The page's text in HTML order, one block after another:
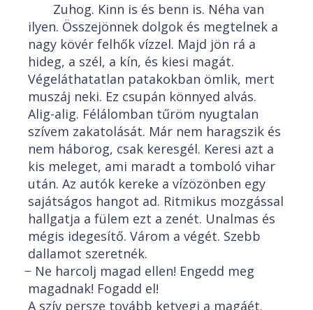
Zuhog. Kinn is és benn is. Néha van
ilyen. Összejönnek dolgok és megtelnek a
nagy kövér felhők vízzel. Majd jön rá a
hideg, a szél, a kín, és kiesi magát.
Végeláthatatlan patakokban ömlik, mert
muszáj neki. Ez csupán könnyed alvás.
Alig-alig. Félálomban tűröm nyugtalan
szívem zakatolását. Már nem haragszik és
nem háborog, csak keresgél. Keresi azt a
kis meleget, ami maradt a tomboló vihar
után. Az autók kereke a vízözönben egy
sajátságos hangot ad. Ritmikus mozgással
hallgatja a fülem ezt a zenét. Unalmas és
mégis idegesítő. Várom a végét. Szebb
dallamot szeretnék.
̶ Ne harcolj magad ellen! Engedd meg
magadnak! Fogadd el!
A szív persze tovább ketyegi a magáét.